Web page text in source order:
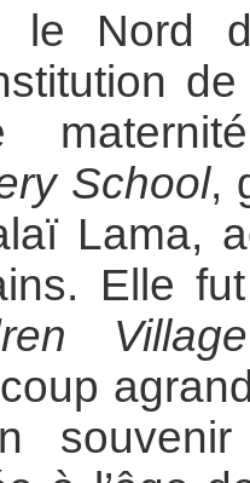
le Nord
School,
Lama,
Elle